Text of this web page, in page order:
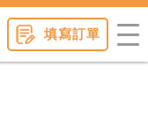
填寫訂單